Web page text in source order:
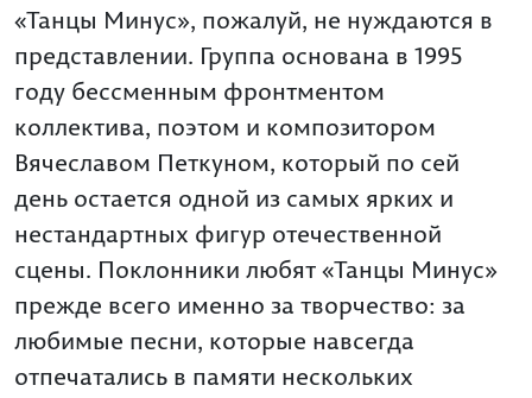
«Танцы Минус», пожалуй, не нуждаются в
представлении. Группа основана в 1995
году бессменным фронтментом
коллектива, поэтом и композитором
Вячеславом Петкуном, который по сей
день остается одной из самых ярких и
нестандартных фигур отечественной
сцены. Поклонники любят «Танцы Минус»
прежде всего именно за творчество: за
любимые песни, которые навсегда
отпечатались в памяти нескольких